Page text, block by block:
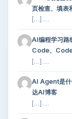
页检查、填表
[…] …
AI编程学习
Code、
[…] …
AI Agent是什
达AI博客
[…] …